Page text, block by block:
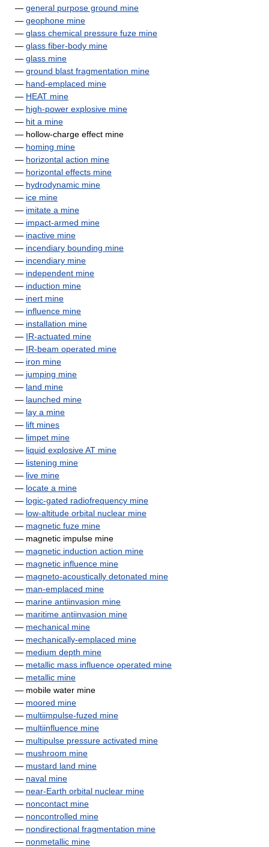
— general purpose ground mine
— geophone mine
— glass chemical pressure fuze mine
— glass fiber-body mine
— glass mine
— ground blast fragmentation mine
— hand-emplaced mine
— HEAT mine
— high-power explosive mine
— hit a mine
— hollow-charge effect mine
— homing mine
— horizontal action mine
— horizontal effects mine
— hydrodynamic mine
— ice mine
— imitate a mine
— impact-armed mine
— inactive mine
— incendiary bounding mine
— incendiary mine
— independent mine
— induction mine
— inert mine
— influence mine
— installation mine
— IR-actuated mine
— IR-beam operated mine
— iron mine
— jumping mine
— land mine
— launched mine
— lay a mine
— lift mines
— limpet mine
— liquid explosive AT mine
— listening mine
— live mine
— locate a mine
— logic-gated radiofrequency mine
— low-altitude orbital nuclear mine
— magnetic fuze mine
— magnetic impulse mine
— magnetic induction action mine
— magnetic influence mine
— magneto-acoustically detonated mine
— man-emplaced mine
— marine antiinvasion mine
— maritime antiinvasion mine
— mechanical mine
— mechanically-emplaced mine
— medium depth mine
— metallic mass influence operated mine
— metallic mine
— mobile water mine
— moored mine
— multiimpulse-fuzed mine
— multiinfluence mine
— multipulse pressure activated mine
— mushroom mine
— mustard land mine
— naval mine
— near-Earth orbital nuclear mine
— noncontact mine
— noncontrolled mine
— nondirectional fragmentation mine
— nonmetallic mine